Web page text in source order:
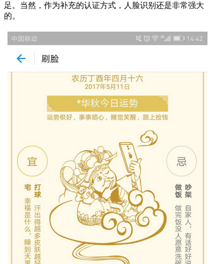
足。当然，作为补充的认证方式，人脸识别还是非常强大
的。